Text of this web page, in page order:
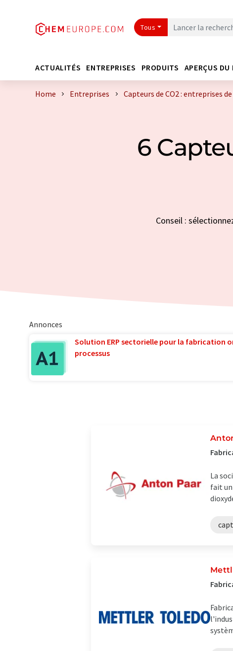
Tous
ACTUALITÉS ENTREPRISES PRODUITS APERÇUS DU
Home Entreprises Capteurs de CO2 : entreprises
6
Conseil :
Annonces
Solution ERP sectorielle pour la fabrication
processus
La
fait